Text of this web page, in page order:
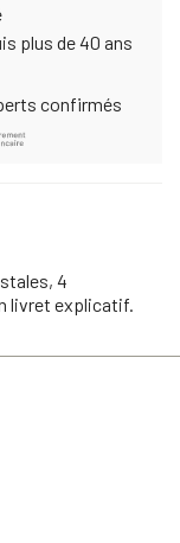
plus de 40 ans
confirmés
4
livret explicatif.